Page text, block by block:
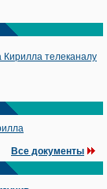
Кирилла телеканалу
Все документы